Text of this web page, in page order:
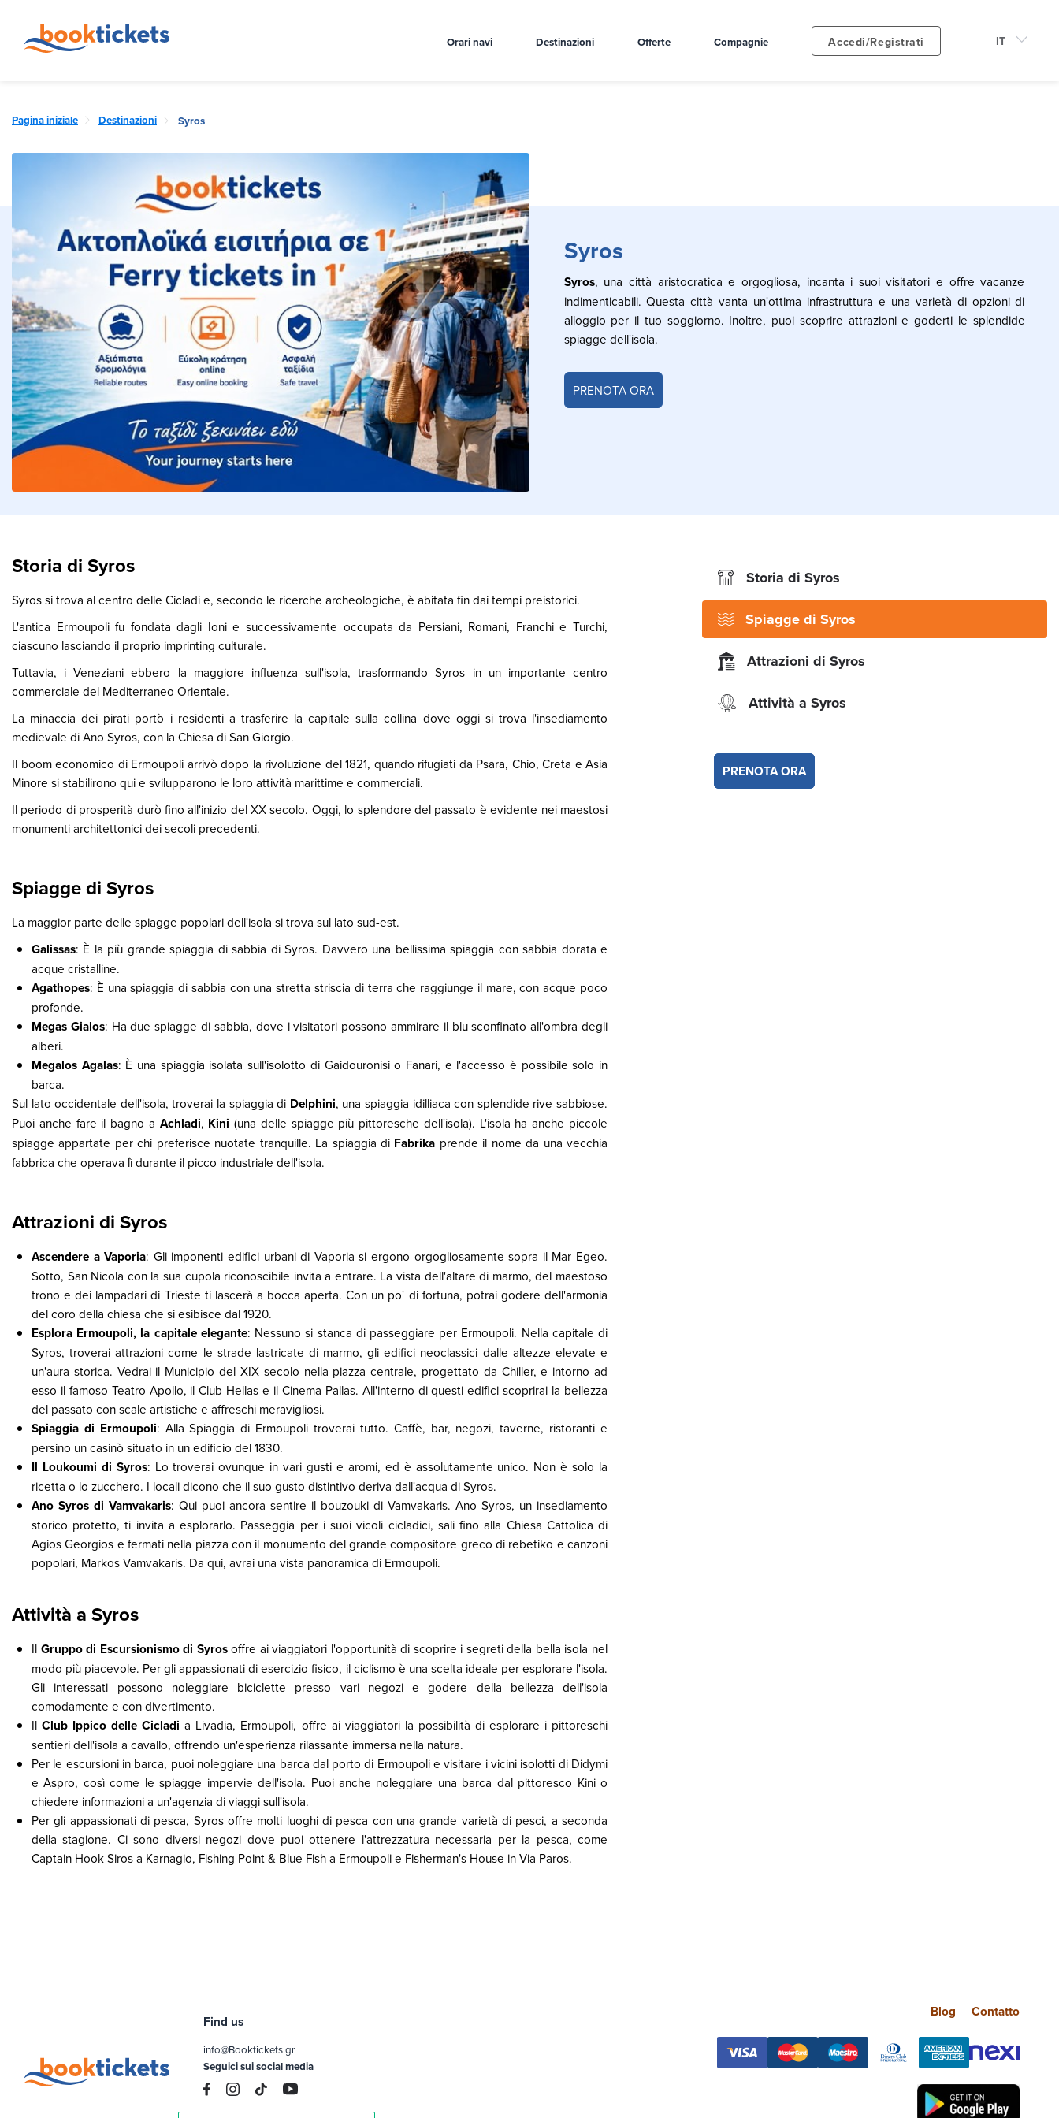
Orari navi Destinazioni Offerte Compagnie Accedi/Registrati
Pagina iniziale Destinazioni Syros
Syros
Syros, una città aristocratica e orgogliosa, incanta i suoi visitatori e offre vacanze
indimenticabili. Questa città vanta un'ottima infrastruttura e una varietà di opzioni di
alloggio per il tuo soggiorno. Inoltre, puoi scoprire attrazioni e goderti le splendide
spiagge dell'isola.
PRENOTA ORA
Storia di Syros
Syros si trova al centro delle Cicladi e, secondo le ricerche archeologiche, è abitata fin dai tempi preistorici.
L'antica Ermoupoli fu fondata dagli Ioni e successivamente occupata da Persiani, Romani, Franchi e Turchi,
ciascuno lasciando il proprio imprinting culturale.
Tuttavia, i Veneziani ebbero la maggiore influenza sull'isola, trasformando Syros in un importante centro
commerciale del Mediterraneo Orientale.
La minaccia dei pirati portò i residenti a trasferire la capitale sulla collina dove oggi si trova l'insediamento
medievale di Ano Syros, con la Chiesa di San Giorgio.
Il boom economico di Ermoupoli arrivò dopo la rivoluzione del 1821, quando rifugiati da Psara, Chio, Creta e Asia
Minore si stabilirono qui e svilupparono le loro attività marittime e commerciali.
Il periodo di prosperità durò fino all'inizio del XX secolo. Oggi, lo splendore del passato è evidente nei maestosi
monumenti architettonici dei secoli precedenti.
Spiagge di Syros
La maggior parte delle spiagge popolari dell'isola si trova sul lato sud-est.
Galissas: È la più grande spiaggia di sabbia di Syros. Davvero una bellissima spiaggia con sabbia dorata e
acque cristalline.
Agathopes: È una spiaggia di sabbia con una stretta striscia di terra che raggiunge il mare, con acque poco
profonde.
Megas Gialos: Ha due spiagge di sabbia, dove i visitatori possono ammirare il blu sconfinato all'ombra degli
alberi.
Megalos Agalas: È una spiaggia isolata sull'isolotto di Gaidouronisi o Fanari, e l'accesso è possibile solo in
barca.
Sul lato occidentale dell'isola, troverai la spiaggia di Delphini, una spiaggia idilliaca con splendide rive sabbiose.
Puoi anche fare il bagno a Achladi, Kini (una delle spiagge più pittoresche dell'isola). L'isola ha anche piccole
spiagge appartate per chi preferisce nuotate tranquille. La spiaggia di Fabrika prende il nome da una vecchia
fabbrica che operava lì durante il picco industriale dell'isola.
Attrazioni di Syros
Ascendere a Vaporia: Gli imponenti edifici urbani di Vaporia si ergono orgogliosamente sopra il Mar Egeo.
Sotto, San Nicola con la sua cupola riconoscibile invita a entrare. La vista dell'altare di marmo, del maestoso
trono e dei lampadari di Trieste ti lascerà a bocca aperta. Con un po' di fortuna, potrai godere dell'armonia
del coro della chiesa che si esibisce dal 1920.
Esplora Ermoupoli, la capitale elegante: Nessuno si stanca di passeggiare per Ermoupoli. Nella capitale di
Syros, troverai attrazioni come le strade lastricate di marmo, gli edifici neoclassici dalle altezze elevate e
un'aura storica. Vedrai il Municipio del XIX secolo nella piazza centrale, progettato da Chiller, e intorno ad
esso il famoso Teatro Apollo, il Club Hellas e il Cinema Pallas. All'interno di questi edifici scoprirai la bellezza
del passato con scale artistiche e affreschi meravigliosi.
Spiaggia di Ermoupoli: Alla Spiaggia di Ermoupoli troverai tutto. Caffè, bar, negozi, taverne, ristoranti e
persino un casinò situato in un edificio del 1830.
Il Loukoumi di Syros: Lo troverai ovunque in vari gusti e aromi, ed è assolutamente unico. Non è solo la
ricetta o lo zucchero. I locali dicono che il suo gusto distintivo deriva dall'acqua di Syros.
Ano Syros di Vamvakaris: Qui puoi ancora sentire il bouzouki di Vamvakaris. Ano Syros, un insediamento
storico protetto, ti invita a esplorarlo. Passeggia per i suoi vicoli cicladici, sali fino alla Chiesa Cattolica di
Agios Georgios e fermati nella piazza con il monumento del grande compositore greco di rebetiko e canzoni
popolari, Markos Vamvakaris. Da qui, avrai una vista panoramica di Ermoupoli.
Attività a Syros
Il Gruppo di Escursionismo di Syrosoffre ai viaggiatori l'opportunità di scoprire i segreti della bella isola nel
modo più piacevole. Per gli appassionati di esercizio fisico, il ciclismo è una scelta ideale per esplorare l'isola.
Gli interessati possono noleggiare biciclette presso vari negozi e godere della bellezza dell'isola
comodamente e con divertimento.
IlClub Ippico delle Cicladi a Livadia, Ermoupoli, offre ai viaggiatori la possibilità di esplorare i pittoreschi
sentieri dell'isola a cavallo, offrendo un'esperienza rilassante immersa nella natura.
Per le escursioni in barca, puoi noleggiare una barca dal porto di Ermoupoli e visitare i vicini isolotti di Didymi
e Aspro, così come le spiagge impervie dell'isola. Puoi anche noleggiare una barca dal pittoresco Kini o
chiedere informazioni a un'agenzia di viaggi sull'isola.
Per gli appassionati di pesca, Syros offre molti luoghi di pesca con una grande varietà di pesci, a seconda
della stagione. Ci sono diversi negozi dove puoi ottenere l'attrezzatura necessaria per la pesca, come
Captain Hook Siros a Karnagio, Fishing Point & Blue Fish a Ermoupoli e Fisherman's House in Via Paros.
Storia di Syros
Spiagge di Syros
Attrazioni di Syros
Attività a Syros
PRENOTA ORA
Find us
info@Booktickets.gr
Seguici sui social media
Blog Contatto